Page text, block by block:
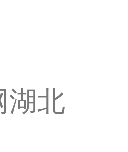
湖北